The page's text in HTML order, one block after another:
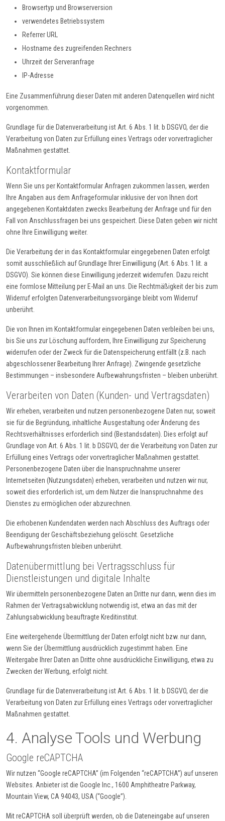
Browsertyp und Browserversion
verwendetes Betriebssystem
Referrer URL
Hostname des zugreifenden Rechners
Uhrzeit der Serveranfrage
IP-Adresse
Eine Zusammenführung dieser Daten mit anderen Datenquellen wird nicht
vorgenommen.
Grundlage für die Datenverarbeitung ist Art. 6 Abs. 1 lit. b DSGVO, der die
Verarbeitung von Daten zur Erfüllung eines Vertrags oder vorvertraglicher
Maßnahmen gestattet.
Kontaktformular
Wenn Sie uns per Kontaktformular Anfragen zukommen lassen, werden
Ihre Angaben aus dem Anfrageformular inklusive der von Ihnen dort
angegebenen Kontaktdaten zwecks Bearbeitung der Anfrage und für den
Fall von Anschlussfragen bei uns gespeichert. Diese Daten geben wir nicht
ohne Ihre Einwilligung weiter.
Die Verarbeitung der in das Kontaktformular eingegebenen Daten erfolgt
somit ausschließlich auf Grundlage Ihrer Einwilligung (Art. 6 Abs. 1 lit. a
DSGVO). Sie können diese Einwilligung jederzeit widerrufen. Dazu reicht
eine formlose Mitteilung per E-Mail an uns. Die Rechtmäßigkeit der bis zum
Widerruf erfolgten Datenverarbeitungsvorgänge bleibt vom Widerruf
unberührt.
Die von Ihnen im Kontaktformular eingegebenen Daten verbleiben bei uns,
bis Sie uns zur Löschung auffordern, Ihre Einwilligung zur Speicherung
widerrufen oder der Zweck für die Datenspeicherung entfällt (z.B. nach
abgeschlossener Bearbeitung Ihrer Anfrage). Zwingende gesetzliche
Bestimmungen – insbesondere Aufbewahrungsfristen – bleiben unberührt.
Verarbeiten von Daten (Kunden- und Vertragsdaten)
Wir erheben, verarbeiten und nutzen personenbezogene Daten nur, soweit
sie für die Begründung, inhaltliche Ausgestaltung oder Änderung des
Rechtsverhältnisses erforderlich sind (Bestandsdaten). Dies erfolgt auf
Grundlage von Art. 6 Abs. 1 lit. b DSGVO, der die Verarbeitung von Daten zur
Erfüllung eines Vertrags oder vorvertraglicher Maßnahmen gestattet.
Personenbezogene Daten über die Inanspruchnahme unserer
Internetseiten (Nutzungsdaten) erheben, verarbeiten und nutzen wir nur,
soweit dies erforderlich ist, um dem Nutzer die Inanspruchnahme des
Dienstes zu ermöglichen oder abzurechnen.
Die erhobenen Kundendaten werden nach Abschluss des Auftrags oder
Beendigung der Geschäftsbeziehung gelöscht. Gesetzliche
Aufbewahrungsfristen bleiben unberührt.
Datenübermittlung bei Vertragsschluss für
Dienstleistungen und digitale Inhalte
Wir übermitteln personenbezogene Daten an Dritte nur dann, wenn dies im
Rahmen der Vertragsabwicklung notwendig ist, etwa an das mit der
Zahlungsabwicklung beauftragte Kreditinstitut.
Eine weitergehende Übermittlung der Daten erfolgt nicht bzw. nur dann,
wenn Sie der Übermittlung ausdrücklich zugestimmt haben. Eine
Weitergabe Ihrer Daten an Dritte ohne ausdrückliche Einwilligung, etwa zu
Zwecken der Werbung, erfolgt nicht.
Grundlage für die Datenverarbeitung ist Art. 6 Abs. 1 lit. b DSGVO, der die
Verarbeitung von Daten zur Erfüllung eines Vertrags oder vorvertraglicher
Maßnahmen gestattet.
4. Analyse Tools und Werbung
Google reCAPTCHA
Wir nutzen “Google reCAPTCHA” (im Folgenden “reCAPTCHA”) auf unseren
Websites. Anbieter ist die Google Inc., 1600 Amphitheatre Parkway,
Mountain View, CA 94043, USA (“Google”).
Mit reCAPTCHA soll überprüft werden, ob die Dateneingabe auf unseren